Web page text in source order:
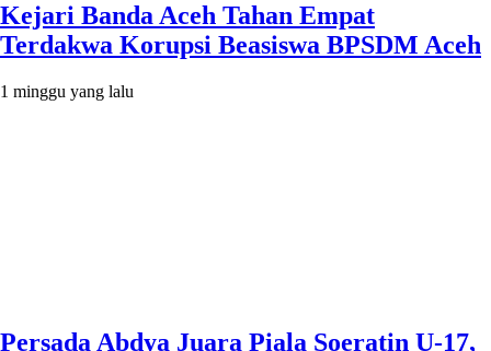
Kejari Banda Aceh Tahan Empat
Terdakwa Korupsi Beasiswa BPSDM Aceh
1 minggu yang lalu
Persada Abdya Juara Piala Soeratin U-17,